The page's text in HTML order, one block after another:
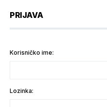
PRIJAVA
Korisničko ime:
Lozinka: